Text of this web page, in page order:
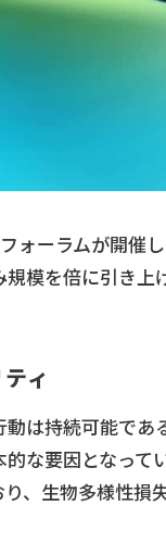
ォーラムが開催
模を倍に引き
ィ
は持続可能で
な要因となっ
、生物多様性損